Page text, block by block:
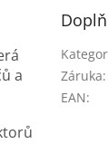
a
Záruka:
EAN: